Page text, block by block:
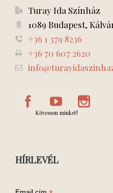
Turay Ida Színház
1089 Budapest,
+36 1 379 8236
+36 70 607 2620
Kövessen minket!
HÍRLEVÉL